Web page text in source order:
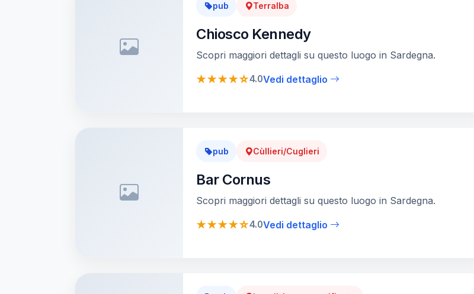
pub Terralba
Chiosco Kennedy
Scopri maggiori dettagli su questo luogo in Sardegna.
★★★★☆4.0Vedi dettaglio
pub Cùllieri/Cuglieri
Bar Cornus
Scopri maggiori dettagli su questo luogo in Sardegna.
★★★★☆4.0Vedi dettaglio